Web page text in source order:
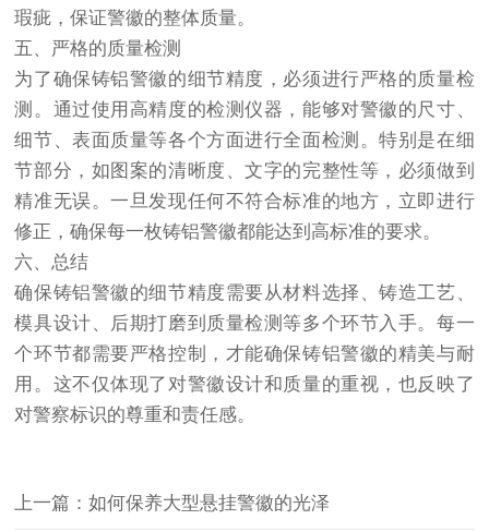
瑕疵，保证警徽的整体质量。
五、严格的质量检测
为了确保铸铝警徽的细节精度，必须进行严格的质量检
测。通过使用高精度的检测仪器，能够对警徽的尺寸、
细节、表面质量等各个方面进行全面检测。特别是在细
节部分，如图案的清晰度、文字的完整性等，必须做到
精准无误。一旦发现任何不符合标准的地方，立即进行
修正，确保每一枚铸铝警徽都能达到高标准的要求。
六、总结
确保铸铝警徽的细节精度需要从材料选择、铸造工艺、
模具设计、后期打磨到质量检测等多个环节入手。每一
个环节都需要严格控制，才能确保铸铝警徽的精美与耐
用。这不仅体现了对警徽设计和质量的重视，也反映了
对警察标识的尊重和责任感。
上一篇：如何保养大型悬挂警徽的光泽